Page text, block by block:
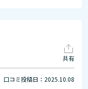
共有
口コミ投稿日：2025.10.08